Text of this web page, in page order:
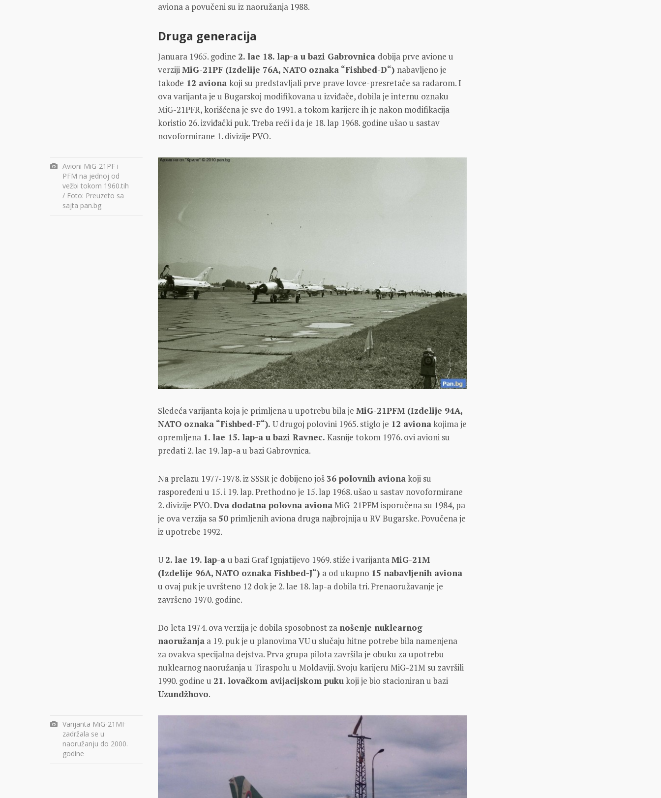
aviona a povučeni su iz naoružanja 1988.
Druga generacija
Januara 1965. godine 2. lae 18. lap-a u bazi Gabrovnica dobija prve avione u
verzijiMiG-21PF (Izdelije 76A, NATO oznaka “Fishbed-D“) nabavljeno je
takođe 12 avionakoji su predstavljali prve prave lovce-presretače sa radarom. I
ova varijanta je u Bugarskoj modifikovana u izviđače, dobila je internu oznaku
MiG-21PFR, korišćena je sve do 1991. a tokom karijere ih je nakon modifikacija
koristio 26. izviđački puk. Treba reći i da je 18. lap 1968. godine ušao u sastav
novoformirane 1. divizije PVO.
Avioni MiG-21PF i
PFM na jednoj od
vežbi tokom 1960.tih
/ Foto: Preuzeto sa
sajta pan.bg
Sledeća varijanta koja je primljena u upotrebu bila jeMiG-21PFM (Izdelije 94A,
NATO oznaka “Fishbed-F“).U drugoj polovini 1965. stiglo je 12 avionakojima je
opremljena 1. lae 15. lap-a u bazi Ravnec. Kasnije tokom 1976. ovi avioni su
predati 2. lae 19. lap-a u bazi Gabrovnica.
Na prelazu 1977-1978. iz SSSR je dobijeno još 36 polovnih avionakoji su
raspoređeni u 15. i 19. lap. Prethodno je 15. lap 1968. ušao u sastav novoformirane
2. divizije PVO.Dva dodatna polovna avionaMiG-21PFM isporučena su 1984, pa
je ova verzija sa50 primljenih aviona druga najbrojnija u RV Bugarske. Povučena je
iz upotrebe 1992.
U2. lae 19. lap-au bazi Graf Ignjatijevo 1969. stiže i varijantaMiG-21M
(Izdelije 96A, NATO oznaka Fishbed-J“) a od ukupno 15 nabavljenih aviona
u ovaj puk je uvršteno 12 dok je 2. lae 18. lap-a dobila tri. Prenaoružavanje je
završeno 1970. godine.
Do leta 1974. ova verzija je dobila sposobnost za nošenje nuklearnog
naoružanja a 19. puk je u planovima VU u slučaju hitne potrebe bila namenjena
za ovakva specijalna dejstva. Prva grupa pilota završila je obuku za upotrebu
nuklearnog naoružanja u Tiraspolu u Moldaviji. Svoju karijeru MiG-21M su završili
1990. godine u 21. lovačkom avijacijskom pukukoji je bio stacioniran u bazi
Uzundžhovo.
Varijanta MiG-21MF
zadržala se u
naoružanju do 2000.
godine